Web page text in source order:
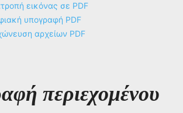
εικόνας σε PDF
υπογραφή PDF
αρχείων PDF
περιεχομένου